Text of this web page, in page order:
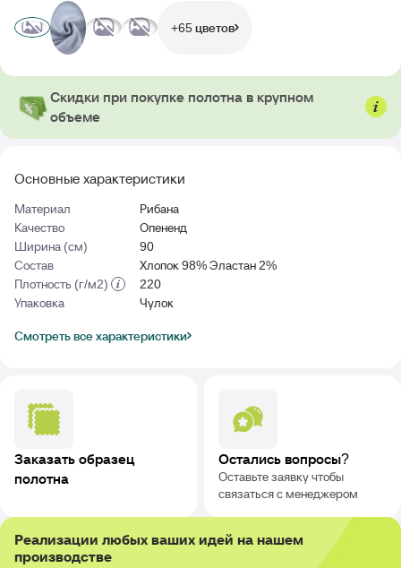
Основные характеристики
Материал
Рибана
Качество
Опененд
Ширина (см)
90
Состав
Хлопок 98% Эластан 2%
Плотность (г/м2)
220
Упаковка
Чулок
Смотреть все характеристики
+65 цветов
Скидки при покупке полотна в крупном
объеме
Заказать образец
полотна
Остались вопросы?
Оставьте заявку чтобы
связаться с менеджером
Реализации любых ваших идей на нашем
производстве